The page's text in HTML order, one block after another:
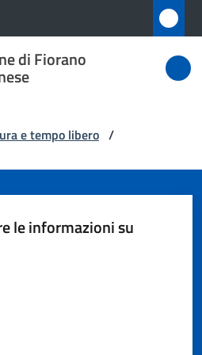
di Fiorano
e tempo libero /
le informazioni su